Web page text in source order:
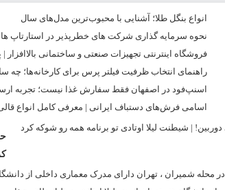
انواع بنگل طلا؛ آشنایی با محبوب‌ترین مدل‌های سال
نحوه سرمایه‌ گذاری شرکت‌ های خطرپذیر در استارتاپ ها
فروشگاه اینترنتی تجهیزات صنعتی و ساختمانی بالاافزار
راهنمای انتخاب ظرفیت فیلتر پرس برای کارخانه‌ها؛
اسنپ‌فود در اصفهان فقط سفارش غذا نیست؛ تجربه
اسامی فرش‌های دستباف ایرانی | معرفی کامل انواع
لیلا اوتادی متولد ۱۴ مرداد ۱۳۶۲ در محله شمیران ، تهران دارای مدرک